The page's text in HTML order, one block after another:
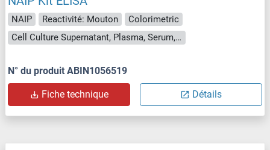
NAIP Reactivité: Mouton
Colorimetric
Cell Culture Supernatant, Plasma, Serum, Tissue Homogenate
N° du produit ABIN1056519
Fiche technique Détails